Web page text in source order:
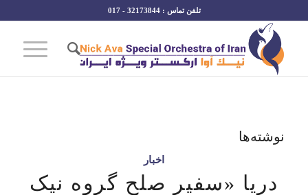
تلفن تماس : 32173844 - 017
نوشته‌ها
اخبار
دریا «سفیر صلح گروه نیک